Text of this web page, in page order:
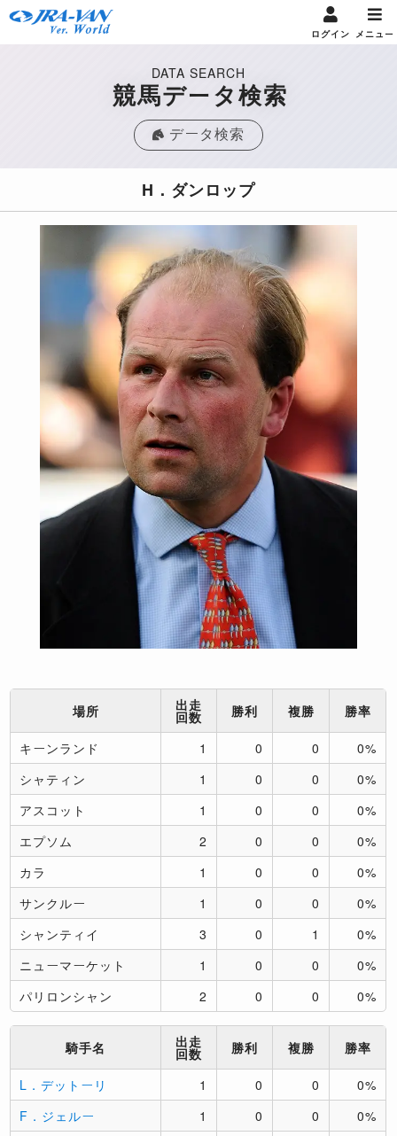
ログイン メニュー
DATA SEARCH
競馬データ検索
データ検索
H．ダンロップ
場所 出走
回数 勝利 複勝 勝率
キーンランド 1 0 0
0%
シャティン
1 0 0
0%
アスコット
1 0 0
0%
エプソム
2 0 0
0%
カラ
1 0 0
0%
サンクルー
1 0 0
0%
シャンティイ
3 0 1
0%
ニューマーケット
1 0 0
0%
パリロンシャン
2 0 0 0%
騎手名 出走
回数 勝利 複勝 勝率
L．デットーリ 1 0 0
0%
F．ジェルー
1 0 0
0%